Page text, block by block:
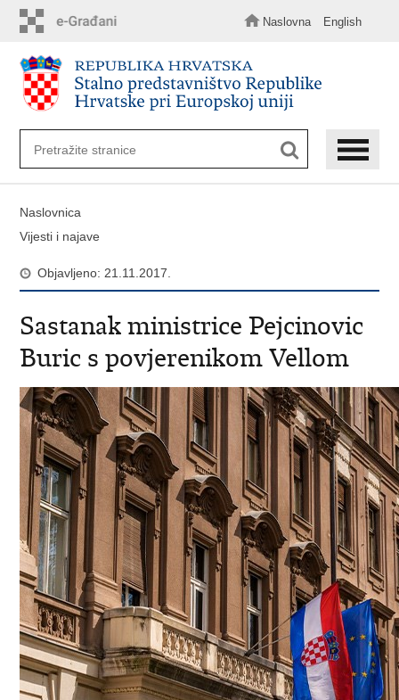
sadržaj
Naslovna English
Naslovnica
Vijesti i najave
Objavljeno: 21.11.2017.
Sastanak ministrice Pejcinovic
Buric s povjerenikom Vellom